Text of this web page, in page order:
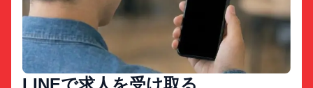
LINEで求人を受け取る